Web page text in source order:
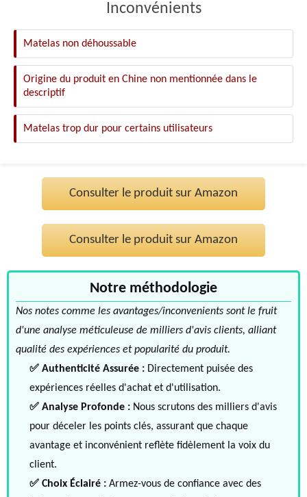
Inconvénients
Matelas non déhoussable
Origine du produit en Chine non mentionnée dans le
descriptif
Matelas trop dur pour certains utilisateurs
Consulter le produit sur Amazon
Consulter le produit sur Amazon
Notre méthodologie
Nos notes comme les avantages/inconvenients sont le fruit
d'une analyse méticuleuse de milliers d'avis clients, alliant
qualité des expériences et popularité du produit.
✅ Authenticité Assurée : Directement puisée des
expériences réelles d'achat et d'utilisation.
✅ Analyse Profonde : Nous scrutons des milliers d'avis
pour déceler les points clés, assurant que chaque
avantage et inconvénient reflète fidèlement la voix du
client.
✅ Choix Éclairé : Armez-vous de confiance avec des